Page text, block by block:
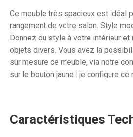
Ce meuble très spacieux est idéal
rangement de votre salon. Style
Donnez du style à votre intérieur
objets divers. Vous avez la
sur mesure ce meuble, via notre
sur le bouton jaune : je configure ce
Caractéristiques